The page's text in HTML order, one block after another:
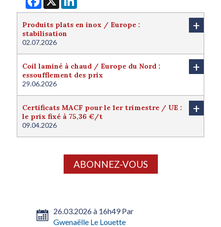
Produits plats en inox / Europe :
stabilisation
02.07.2026
+
Coil laminé à chaud / Europe du Nord :
essoufflement des prix
29.06.2026
+
Certificats MACF pour le 1er trimestre / UE :
le prix fixé à 75,36 €/t
09.04.2026
+
ABONNEZ-VOUS
26.03.2026 à 16h49 Par
Gwenaëlle Le Louette